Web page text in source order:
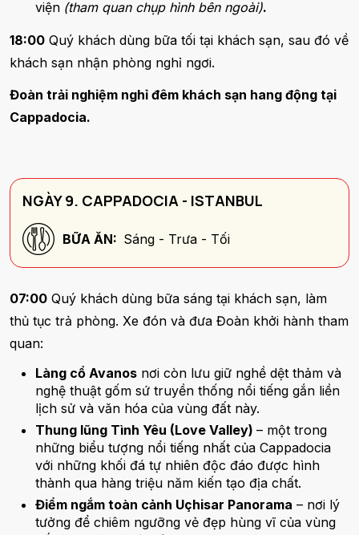
viện (tham quan chụp hình bên ngoài).
18:00 Quý khách dùng bữa tối tại khách sạn, sau đó về
khách sạn nhận phòng nghỉ ngơi.
Đoàn trải nghiệm nghỉ đêm khách sạn hang động tại
Cappadocia.
NGÀY 9. CAPPADOCIA - ISTANBUL
BỮA ĂN: Sáng - Trưa - Tối
07:00 Quý khách dùng bữa sáng tại khách sạn, làm
thủ tục trả phòng. Xe đón và đưa Đoàn khởi hành tham
quan:
Làng cổ Avanos nơi còn lưu giữ nghề dệt thảm và
nghệ thuật gốm sứ truyền thống nổi tiếng gắn liền
lịch sử và văn hóa của vùng đất này.
Thung lũng Tình Yêu (Love Valley) – một trong
những biểu tượng nổi tiếng nhất của Cappadocia
với những khối đá tự nhiên độc đáo được hình
thành qua hàng triệu năm kiến tạo địa chất.
Điểm ngắm toàn cảnh Uçhisar Panorama – nơi lý
tưởng để chiêm ngưỡng vẻ đẹp hùng vĩ của vùng